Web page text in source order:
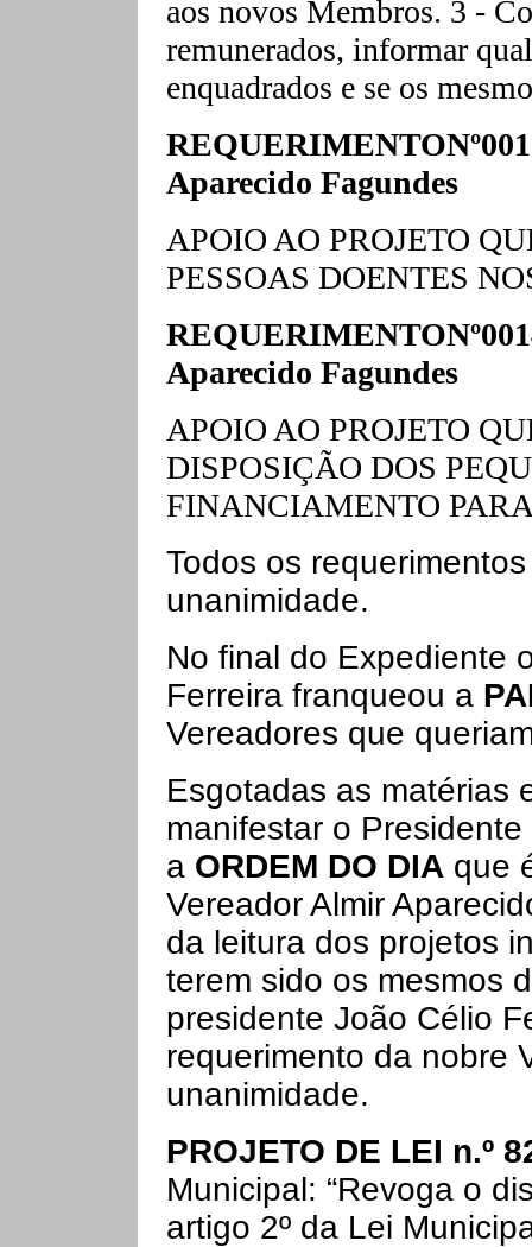
aos novos Membros. 3 -
remunerados, informar
enquadrados e se os
Aparecido Fagundes
APOIO AO PROJETO
PESSOAS DOENTES
Aparecido Fagundes
APOIO AO PROJETO
DISPOSIÇÃO DOS
FINANCIAMENTO
Todos os
unanimidade.
No final do Expediente
Ferreira franqueou a
Vereadores que
Esgotadas as matérias
manifestar o
a ORDEM DO DIA que
Vereador Almir
da leitura dos projetos
terem sido os mesmos
presidente João Célio
requerimento da nobre
unanimidade.
PROJETO DE LEI n.º
Municipal: “Revoga o
artigo 2º da Lei